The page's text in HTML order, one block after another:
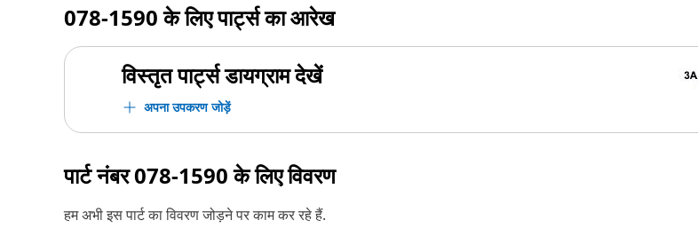
078-1590के लिए पार्ट्स का आरेख
विस्तृत पार्ट्स डायग्राम देखें
अपना उपकरण जोड़ें
पार्ट नंबर078-1590के लिए विवरण
हम अभी इस पार्ट का विवरण जोड़ने पर काम कर रहे हैं.